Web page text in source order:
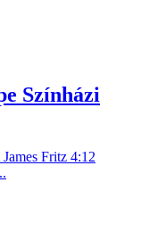
Színházi
Fritz 4:12